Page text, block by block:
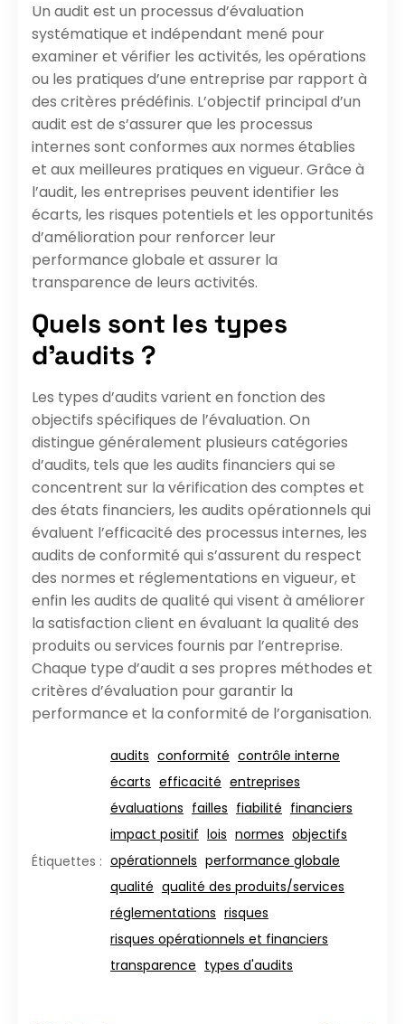
Un audit est un processus d’évaluation
systématique et indépendant mené pour
examiner et vérifier les activités, les opérations
ou les pratiques d’une entreprise par rapport à
des critères prédéfinis. L’objectif principal d’un
audit est de s’assurer que les processus
internes sont conformes aux normes établies
et aux meilleures pratiques en vigueur. Grâce à
l’audit, les entreprises peuvent identifier les
écarts, les risques potentiels et les opportunités
d’amélioration pour renforcer leur
performance globale et assurer la
transparence de leurs activités.
Quels sont les types
d’audits ?
Les types d’audits varient en fonction des
objectifs spécifiques de l’évaluation. On
distingue généralement plusieurs catégories
d’audits, tels que les audits financiers qui se
concentrent sur la vérification des comptes et
des états financiers, les audits opérationnels qui
évaluent l’efficacité des processus internes, les
audits de conformité qui s’assurent du respect
des normes et réglementations en vigueur, et
enfin les audits de qualité qui visent à améliorer
la satisfaction client en évaluant la qualité des
produits ou services fournis par l’entreprise.
Chaque type d’audit a ses propres méthodes et
critères d’évaluation pour garantir la
performance et la conformité de l’organisation.
Étiquettes :
audits conformité contrôle interne
écarts efficacité entreprises
évaluations failles fiabilité financiers
impact positif lois normes objectifs
opérationnels performance globale
qualité qualité des produits/services
réglementations risques
risques opérationnels et financiers
transparence types d'audits